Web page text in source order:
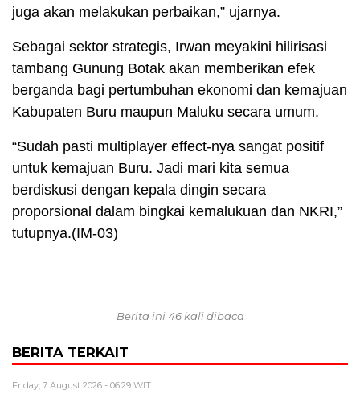
juga akan melakukan perbaikan,” ujarnya.
Sebagai sektor strategis, Irwan meyakini hilirisasi
tambang Gunung Botak akan memberikan efek
berganda bagi pertumbuhan ekonomi dan kemajuan
Kabupaten Buru maupun Maluku secara umum.
“Sudah pasti multiplayer effect-nya sangat positif
untuk kemajuan Buru. Jadi mari kita semua
berdiskusi dengan kepala dingin secara
proporsional dalam bingkai kemalukuan dan NKRI,”
tutupnya.(IM-03)
Berita ini 46 kali dibaca
BERITA TERKAIT
Friday, 7 August 2026 - 06:29 WIT